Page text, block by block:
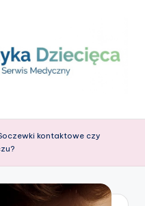
kontaktowe czy